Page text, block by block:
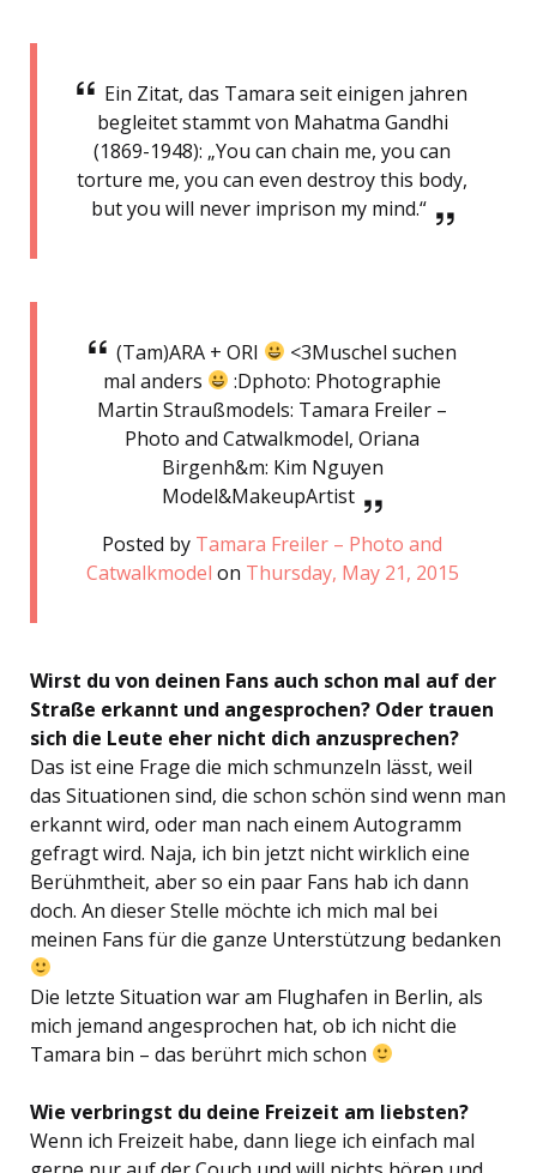
Ein Zitat, das Tamara seit einigen jahren
begleitet stammt von Mahatma Gandhi
(1869-1948): „You can chain me, you can
torture me, you can even destroy this body,
but you will never imprison my mind.“
(Tam)ARA + ORI
<3Muschel suchen
mal anders
:Dphoto: Photographie
Martin Straußmodels: Tamara Freiler –
Photo and Catwalkmodel, Oriana
Birgenh&m: Kim Nguyen
Model&MakeupArtist
Posted by Tamara Freiler – Photo and
Catwalkmodel on Thursday, May 21, 2015
Wirst du von deinen Fans auch schon mal auf der
Straße erkannt und angesprochen? Oder trauen
sich die Leute eher nicht dich anzusprechen?
Das ist eine Frage die mich schmunzeln lässt, weil
das Situationen sind, die schon schön sind wenn man
erkannt wird, oder man nach einem Autogramm
gefragt wird. Naja, ich bin jetzt nicht wirklich eine
Berühmtheit, aber so ein paar Fans hab ich dann
doch. An dieser Stelle möchte ich mich mal bei
meinen Fans für die ganze Unterstützung bedanken
Die letzte Situation war am Flughafen in Berlin, als
mich jemand angesprochen hat, ob ich nicht die
Tamara bin – das berührt mich schon
Wie verbringst du deine Freizeit am liebsten?
Wenn ich Freizeit habe, dann liege ich einfach mal